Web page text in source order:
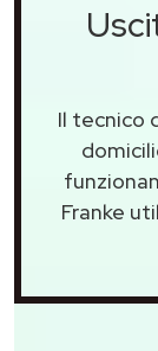
Il tecnico
Franke